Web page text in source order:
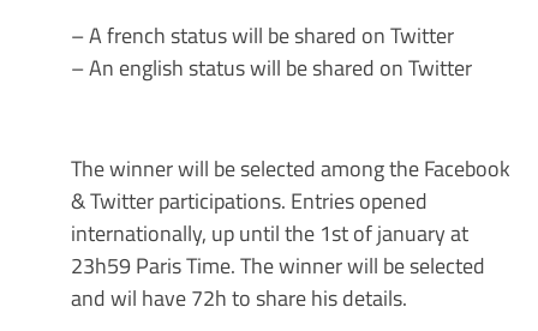
– A french status will be shared on Twitter
– An english status will be shared on Twitter
The winner will be selected among the Facebook
& Twitter participations. Entries opened
internationally, up until the 1st of january at
23h59 Paris Time. The winner will be selected
and wil have 72h to share his details.